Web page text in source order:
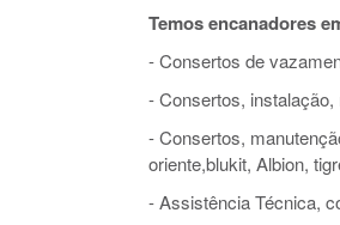
Temos encanadores
- Consertos de
- Consertos,
- Consertos,
oriente,blukit, Albion,
- Assistência Técnica,